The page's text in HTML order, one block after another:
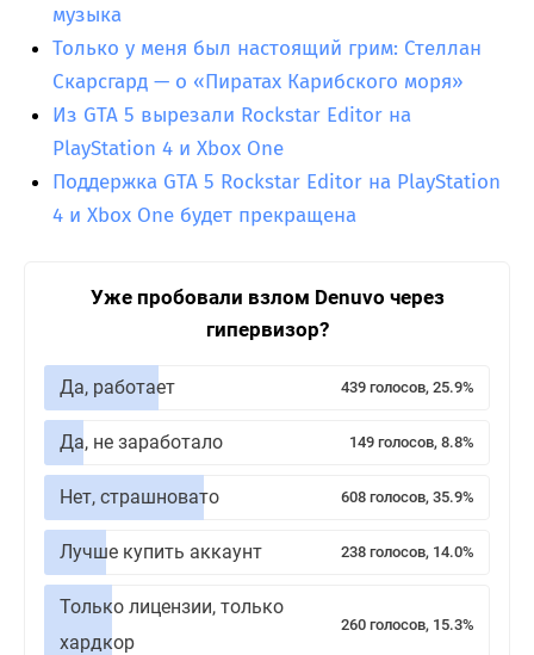
музыка
Только у меня был настоящий грим: Стеллан
Скарсгард — о «Пиратах Карибского моря»
Из GTA 5 вырезали Rockstar Editor на
PlayStation 4 и Xbox One
Поддержка GTA 5 Rockstar Editor на PlayStation
4 и Xbox One будет прекращена
Уже пробовали взлом Denuvo через
гипервизор?
Да, работает 439 голосов, 25.9%
Да, не заработало 149 голосов, 8.8%
Нет, страшновато 608 голосов, 35.9%
Лучше купить аккаунт 238 голосов, 14.0%
Только лицензии, только
хардкор
260 голосов, 15.3%